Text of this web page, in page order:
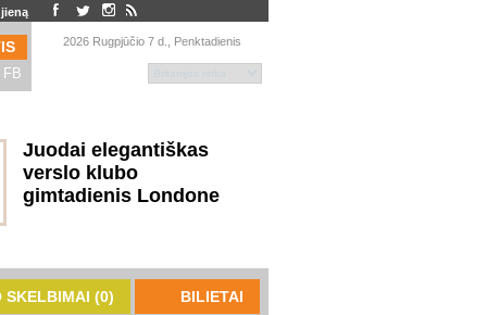
FB
2026 Rugpjūčio 7 d., Penktadienis
Juodai elegantiškas
verslo klubo
gimtadienis Londone
SKELBIMAI (0) BILIETAI